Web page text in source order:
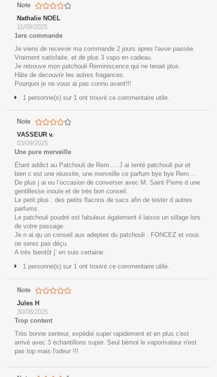
Note
Nathalie NOEL
11/09/2025
1ere commande
Je viens de recevoir ma commande 2 jours apres l'avoir passée.
Vraiment satisfaite, et de plus 3 vapo en cadeau.
Je retrouve mon patchouli Reminiscence qui ne tenait plus.
Hâte de decouvrir les autres fragances.
Pourquoi je ne vous ai pas connu avant!!!
1 personne(s) sur 1 ont trouvé ce commentaire utile.
Note
VASSEUR v.
03/09/2025
Une pure merveille
Étant addict au Patchouli de Rem…. J ai tenté patchouli pur et
bien c est une réussite, une merveille ce parfum bye bye Rem…
De plus j ai eu l’occasion de converser avec M. Saint Pierre d une
gentillesse inouïe et de très bon conseil.
Le petit plus : des petits flacons de sacs afin de tester d autres
parfums.
Le patchouli poudré est fabuleux également il laisse un sillage lors
de votre passage.
Je n ai qu un conseil aux adeptes du patchouli : FONCEZ et vous
ne serez pas déçu.
A très bientôt j’ en suis certaine.
1 personne(s) sur 1 ont trouvé ce commentaire utile.
Note
Jules H
30/08/2025
Trop content
Très bonne senteur, expédié super rapidement et en plus c'est
arrivé avec 3 échantillons super. Seul bémol le vaporisateur n'est
pas top mais l'odeur !!!